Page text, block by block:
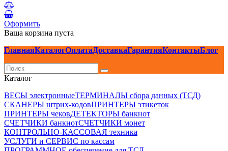
Оформить
Ваша корзина пуста
ГлавнаяКаталогОплатаДоставкаГарантияКонтактыБлог
Каталог
ВЕСЫ электронныеТЕРМИНАЛЫ сбора данных (ТСД)
СКАНЕРЫ штрих-кодовПРИНТЕРЫ этикеток
ПРИНТЕРЫ чековДЕТЕКТОРЫ банкнот
СЧЕТЧИКИ банкнотСЧЕТЧИКИ монет
КОНТРОЛЬНО-КАССОВАЯ техника
УСЛУГИ и СЕРВИС по кассам